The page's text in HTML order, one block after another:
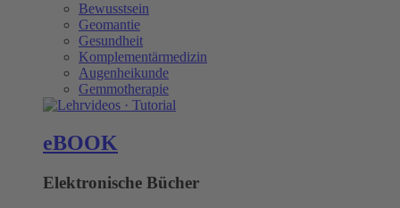
Bewusstsein
Geomantie
Gesundheit
Komplementärmedizin
Augenheikunde
Gemmotherapie
eBOOK
Elektronische Bücher